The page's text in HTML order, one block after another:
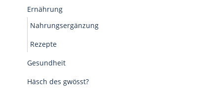
Ernährung
Nahrungsergänzung
Rezepte
Gesundheit
Häsch des gwösst?